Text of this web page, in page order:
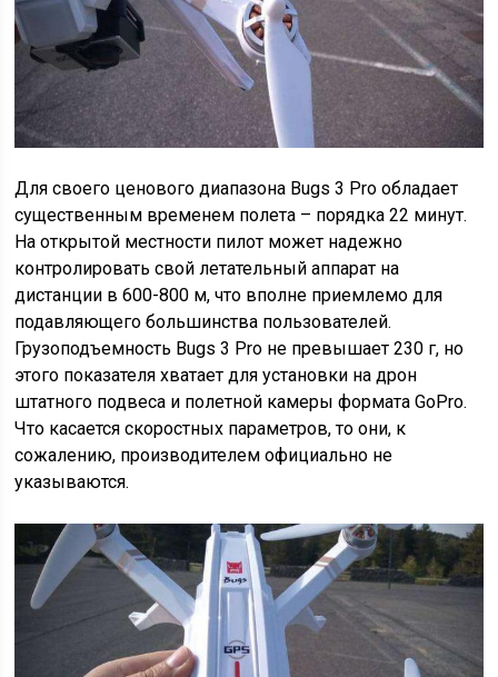
Для своего ценового диапазона Bugs 3 Pro обладает
существенным временем полета – порядка 22 минут.
На открытой местности пилот может надежно
контролировать свой летательный аппарат на
дистанции в 600-800 м, что вполне приемлемо для
подавляющего большинства пользователей.
Грузоподъемность Bugs 3 Pro не превышает 230 г, но
этого показателя хватает для установки на дрон
штатного подвеса и полетной камеры формата GoPro.
Что касается скоростных параметров, то они, к
сожалению, производителем официально не
указываются.